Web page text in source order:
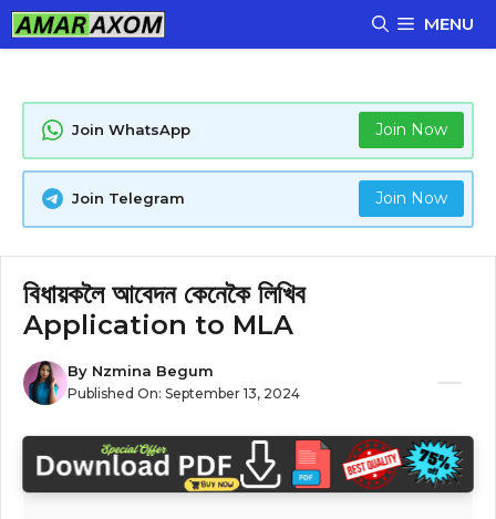
Skip
to
MENU
Join WhatsApp Join Now
Join Telegram Join Now
বিধায়কলৈ আবেদন কেনেকৈ লিখিব
Application to MLA
By Nzmina Begum
Published On: September 13, 2024